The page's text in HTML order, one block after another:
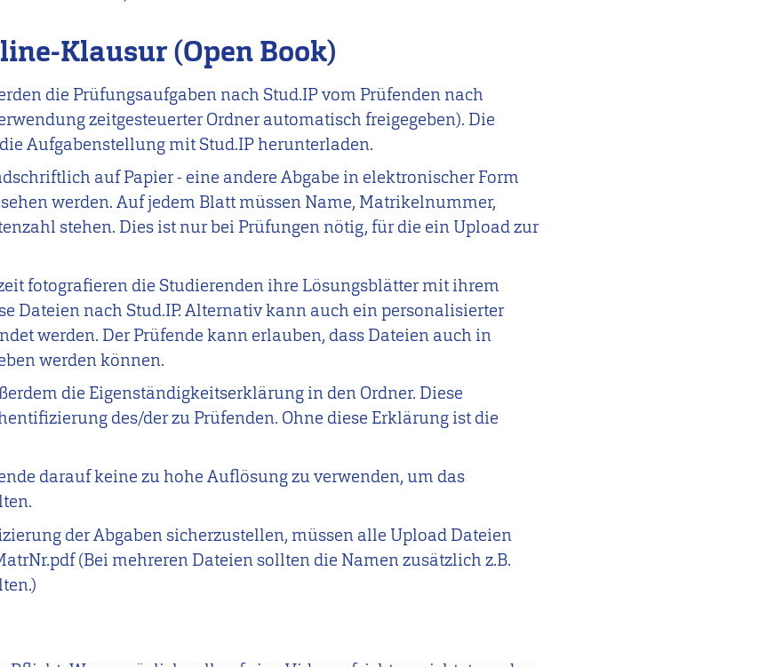
Klausur(Open Book)
die Prüfungsaufgaben nach Stud.IP vom Prüfenden nach
zeitgesteuerter Ordner automatisch freigegeben). Die
Aufgabenstellung mit Stud.IP herunterladen.
auf Papier - eine andere Abgabe in elektronischer Form
werden. Auf jedem Blatt müssen Name, Matrikelnummer,
stehen. Dies ist nur bei Prüfungen nötig, für die ein Upload zur
fotografieren die Studierenden ihre Lösungsblätter mit ihrem
Dateien nach Stud.IP. Alternativ kann auch ein personalisierter
werden. Der Prüfende kann erlauben, dass Dateien auch in
werden können.
die Eigenständigkeitserklärung in den Ordner. Diese
des/der zu Prüfenden. Ohne diese Erklärung ist die
darauf keine zu hohe Auflösung zu verwenden, um das
der Abgaben sicherzustellen, müssen alle Upload Dateien
(Bei mehreren Dateien sollten die Namen zusätzlich z.B.